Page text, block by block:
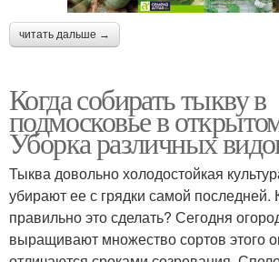
читать дальше →
Когда собирать тыкву в
подмосковье в
Уборка различных
Тыква довольно холодостойкая
убирают ее с грядки самой последней.
правильно это сделать? Сегодня
выращивают множество сортов этого